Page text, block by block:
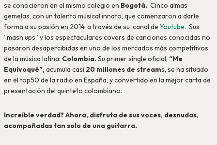
se conocieron en el mismo colegio en Bogotá. Cinco almas
gemelas, con un talento musical innato, que comenzaron a darle
forma a su pasión en 2014, a través de su canal de Youtube. Sus
“mash ups” y los espectaculares covers de canciones conocidas no
pasaron desapercibidas en uno de los mercados más competitivos
de la música latina: Colombia.Su primer single oficial, “Me
Equivoqué”, acumula casi 20 millones de streams, se ha situado
en el top50 de la radio en España, y convertido en la mejor carta de
presentación del quinteto colombiano.
Increíble verdad? Ahora, disfruta de sus voces, desnudas,
acompañadas tan solo de una guitarra.